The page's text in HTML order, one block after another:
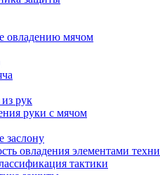
овладению мячом
рук
руки с мячом
заслону
овладения элементами
тактики